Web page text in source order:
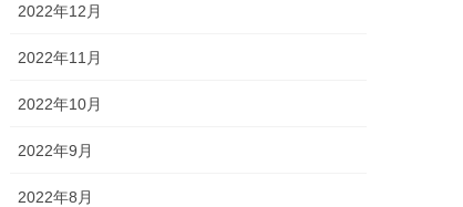
2022年12月
2022年11月
2022年10月
2022年9月
2022年8月